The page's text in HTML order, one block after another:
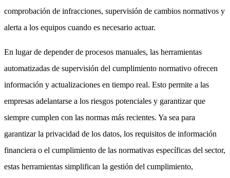
comprobación de infracciones, supervisión de cambios normativos y
alerta a los equipos cuando es necesario actuar.
En lugar de depender de procesos manuales, las herramientas
automatizadas de supervisión del cumplimiento normativo ofrecen
información y actualizaciones en tiempo real. Esto permite a las
empresas adelantarse a los riesgos potenciales y garantizar que
siempre cumplen con las normas más recientes. Ya sea para
garantizar la privacidad de los datos, los requisitos de información
financiera o el cumplimiento de las normativas específicas del sector,
estas herramientas simplifican la gestión del cumplimiento,